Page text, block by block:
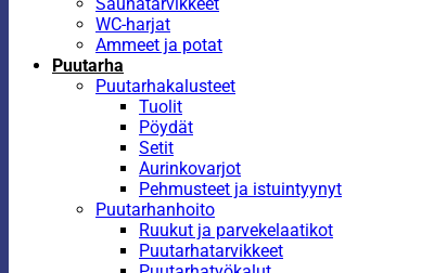
WC-harjat
Ammeet ja potat
Puutarha
Puutarhakalusteet
Tuolit
Pöydät
Setit
Aurinkovarjot
Pehmusteet ja istuintyynyt
Puutarhanhoito
Ruukut ja parvekelaatikot
Puutarhatarvikkeet